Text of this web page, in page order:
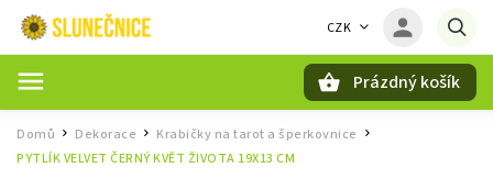
CZK
Prázdný košík
Domů / Dekorace / Krabičky na tarot a šperkovnice
PYTLÍK VELVET ČERNÝ KVĚT ŽIVOTA 19X13 CM